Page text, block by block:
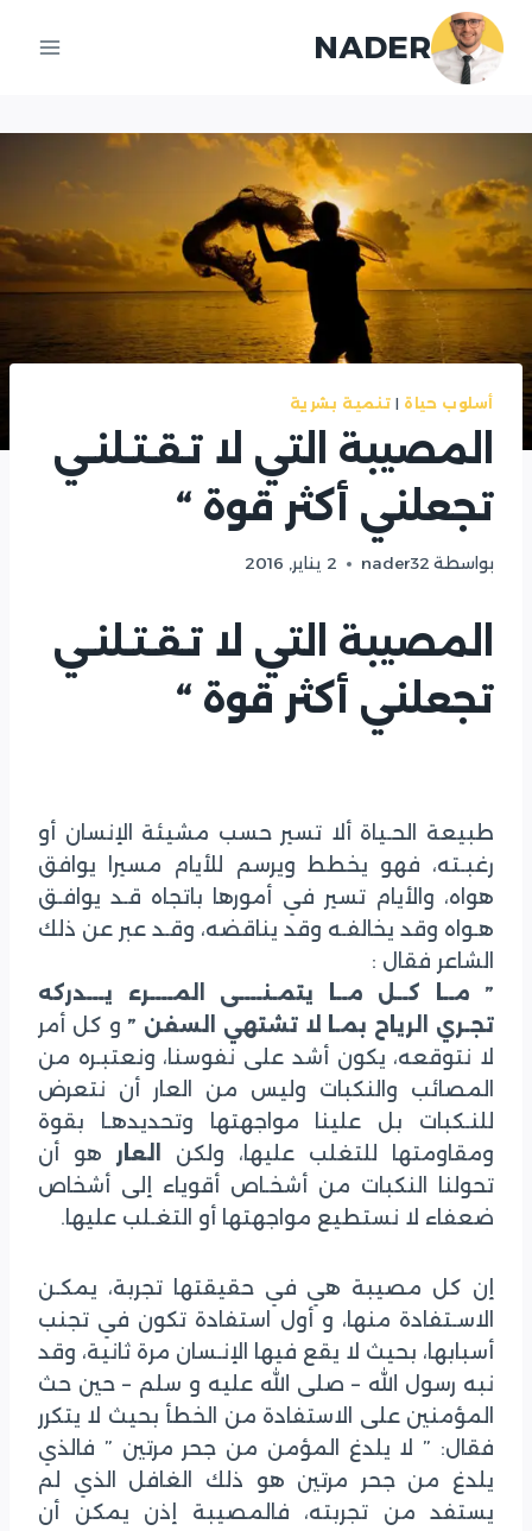
التجاوز
إلى
المحتوى
NADER
أسلوب حياة | تنمية بشرية
المصيبة التي لا تـقـتـلنـي
تجعلني أكثر قوة “
بواسطة nader32 2 يناير, 2016
المصيبة التي لا تـقـتـلنـي
تجعلني أكثر قوة “
طبيعة الحـياة ألا تسير حسب مشيئة الإنسان أو
رغبـته، فهو يخطط ويرسم للأيام مسيرا يوافق
هواه، والأيام تسير في أمورها باتجاه قـد يوافـق
هـواه وقد يخالفـه وقد يناقضه، وقـد عبر عن ذلك
الشاعر فقال :
” مــا كــل مــا يتمـنــــى المــــرء يـــدركه
تجـري الرياح بمـا لا تشتهي السفن ” و كل أمر
لا نتوقعه، يكون أشد على نفوسنا، ونعتبـره من
المصائب والنكبات وليس من العار أن نتعرض
للنـكبات بل علينا مواجهتها وتحديدهـا بقوة
ومقاومتها للتغلب عليها، ولكن
العار هو أن
تحولنا النكبات من أشخـاص أقوياء إلى أشخاص
ضعفاء لا نستطيع مواجهتها أو التغـلب عليها.
إن كل مصيبة هي في حقيقتها تجربة، يمكـن
الاسـتفادة منها، و أول استفادة تكون في تجنب
أسبابها، بحيث لا يقع فيها الإنـسان مرة ثانية، وقد
نبه رسول الله – صلى الله عليه و سلم – حين حث
المؤمنين على الاستفادة من الخطأ بحيث لا يتكرر
فقال: ” لا يلدغ المؤمن من جحر مرتين ” فالذي
يلدغ من جحر مرتين هو ذلك الغافل الذي لم
يستفد من تجربته، فالمصيبة إذن يمكن أن